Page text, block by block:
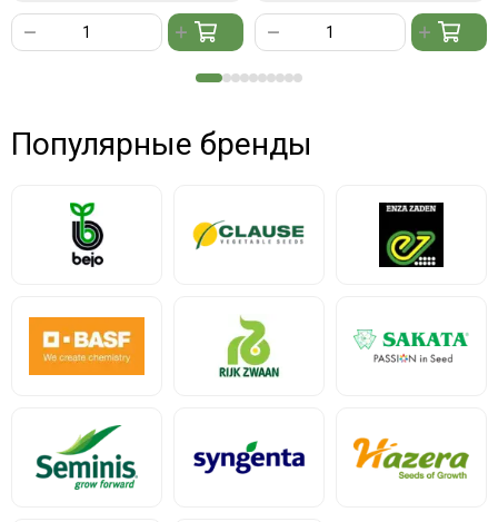
Популярные бренды